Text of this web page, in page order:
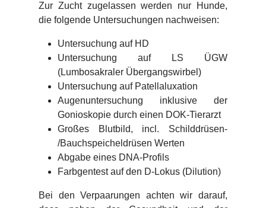
Zur Zucht zugelassen werden nur Hunde,
die folgende Untersuchungen nachweisen:
Untersuchung auf HD
Untersuchung auf LS ÜGW
(Lumbosakraler Übergangswirbel)
Untersuchung auf Patellaluxation
Augenuntersuchung inklusive der
Gonioskopie durch einen DOK-Tierarzt
Großes Blutbild, incl. Schilddrüsen-
/Bauchspeicheldrüsen Werten
Abgabe eines DNA-Profils
Farbgentest auf den D-Lokus (Dilution)
Bei den Verpaarungen achten wir darauf,